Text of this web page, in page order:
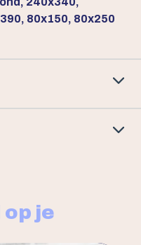
80x150, 80x250
je